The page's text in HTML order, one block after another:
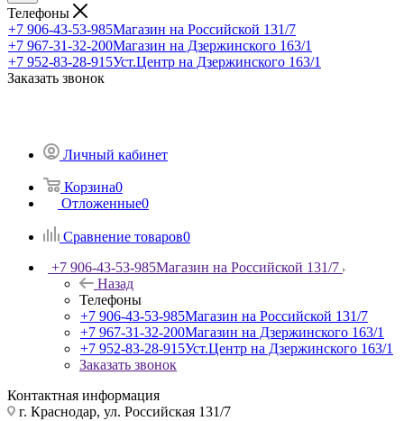
Телефоны
+7 906-43-53-985Магазин на Российской 131/7
+7 967-31-32-200Магазин на Дзержинского 163/1
+7 952-83-28-915Уст.Центр на Дзержинского 163/1
Заказать звонок
Личный кабинет
Корзина0
Отложенные0
Сравнение товаров0
+7 906-43-53-985Магазин на Российской 131/7
Назад
Телефоны
+7 906-43-53-985Магазин на Российской 131/7
+7 967-31-32-200Магазин на Дзержинского 163/1
+7 952-83-28-915Уст.Центр на Дзержинского 163/1
Заказать звонок
Контактная информация
г. Краснодар, ул. Российская 131/7